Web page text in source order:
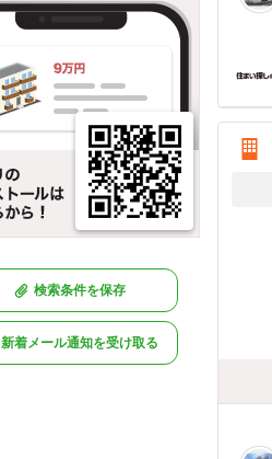
検索条件を保存
新着メール通知を受け取る